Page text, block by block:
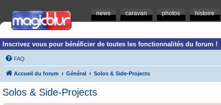
news caravan photos histoire
Inscrivez vous pour bénéficier de toutes les fonctionnalités du forum !
FAQ
Accueil du forum Général Solos & Side-Projects
Solos & Side-Projects